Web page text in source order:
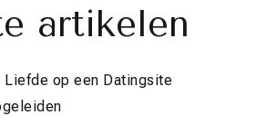
artikelen
Liefde op een Datingsite